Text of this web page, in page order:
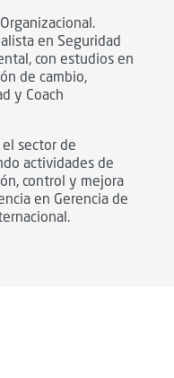
en Seguridad
con estudios en
de cambio,
y Coach
sector de
actividades de
control y mejora
en Gerencia de